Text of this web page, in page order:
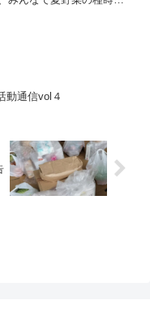
動通信vol４